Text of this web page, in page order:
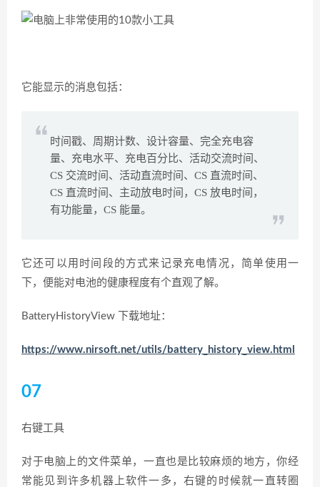
它能显示的消息包括：
时间戳、周期计数、设计容量、完全充电容
量、充电水平、充电百分比、活动交流时间、
CS 交流时间、活动直流时间、CS 直流时间、
CS 直流时间、主动放电时间，CS 放电时间，
有功能量，CS 能量。
它还可以用时间段的方式来记录充电情况，简单使用一
下，便能对电池的健康程度有个直观了解。
BatteryHistoryView 下载地址：
https://www.nirsoft.net/utils/battery_history_view.html
07
右键工具
对于电脑上的文件菜单，一直也是比较麻烦的地方，你经
常能见到许多机器上软件一多，右键的时候就一直转圈